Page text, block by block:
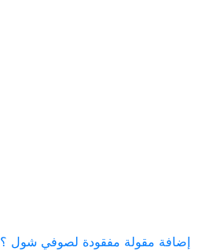
إضافة مقولة مفقودة لصوفي شول ؟